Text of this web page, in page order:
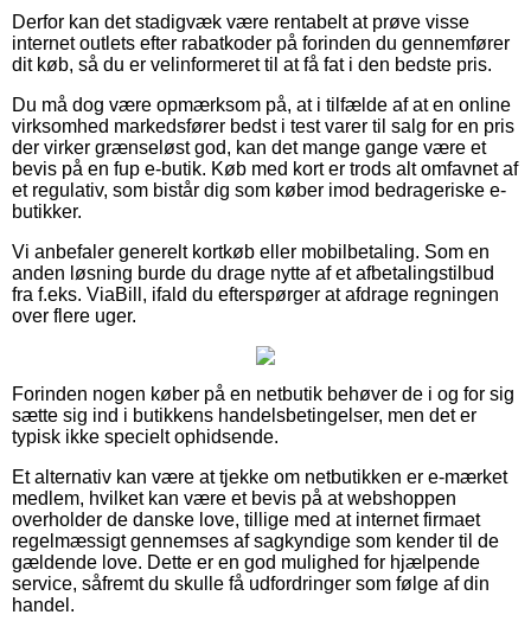
Derfor kan det stadigvæk være rentabelt at prøve visse
internet outlets efter rabatkoder på forinden du gennemfører
dit køb, så du er velinformeret til at få fat i den bedste pris.
Du må dog være opmærksom på, at i tilfælde af at en online
virksomhed markedsfører bedst i test varer til salg for en pris
der virker grænseløst god, kan det mange gange være et
bevis på en fup e-butik. Køb med kort er trods alt omfavnet af
et regulativ, som bistår dig som køber imod bedrageriske e-
butikker.
Vi anbefaler generelt kortkøb eller mobilbetaling. Som en
anden løsning burde du drage nytte af et afbetalingstilbud
fra f.eks. ViaBill, ifald du efterspørger at afdrage regningen
over flere uger.
Forinden nogen køber på en netbutik behøver de i og for sig
sætte sig ind i butikkens handelsbetingelser, men det er
typisk ikke specielt ophidsende.
Et alternativ kan være at tjekke om netbutikken er e-mærket
medlem, hvilket kan være et bevis på at webshoppen
overholder de danske love, tillige med at internet firmaet
regelmæssigt gennemses af sagkyndige som kender til de
gældende love. Dette er en god mulighed for hjælpende
service, såfremt du skulle få udfordringer som følge af din
handel.